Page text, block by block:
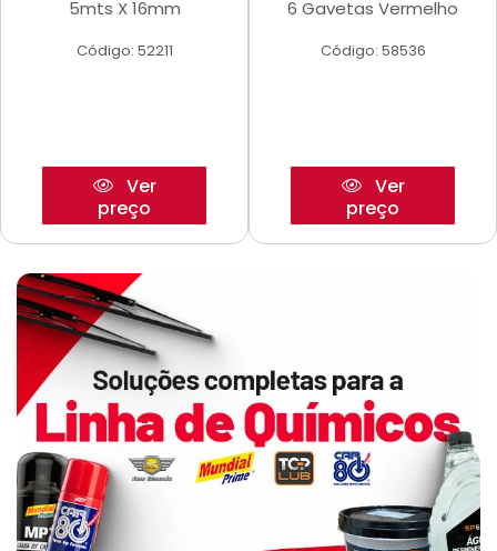
5mts X 16mm
Código: 52211
Ver
preço
6 Gavetas Vermelho
Código: 58536
Ver
preço